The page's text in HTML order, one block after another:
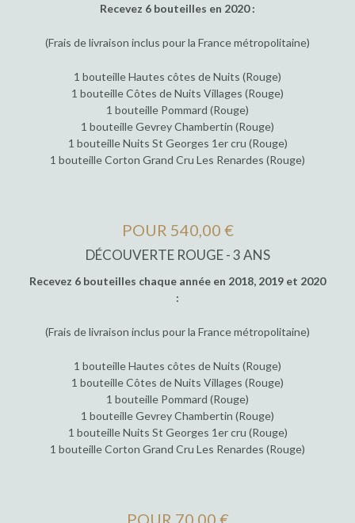
Recevez 6 bouteilles en 2020 :
(Frais de livraison inclus pour la France métropolitaine)
1 bouteille Hautes côtes de Nuits (Rouge)
1 bouteille Côtes de Nuits Villages (Rouge)
1 bouteille Pommard (Rouge)
1 bouteille Gevrey Chambertin (Rouge)
1 bouteille Nuits St Georges 1er cru (Rouge)
1 bouteille Corton Grand Cru Les Renardes (Rouge)
POUR 540,00 €
DÉCOUVERTE ROUGE - 3 ANS
Recevez 6 bouteilles chaque année en 2018, 2019 et 2020
:
(Frais de livraison inclus pour la France métropolitaine)
1 bouteille Hautes côtes de Nuits (Rouge)
1 bouteille Côtes de Nuits Villages (Rouge)
1 bouteille Pommard (Rouge)
1 bouteille Gevrey Chambertin (Rouge)
1 bouteille Nuits St Georges 1er cru (Rouge)
1 bouteille Corton Grand Cru Les Renardes (Rouge)
POUR 70,00 €